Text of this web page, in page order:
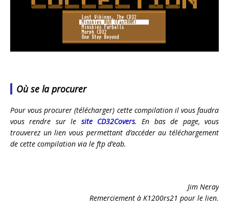
Où se la procurer
Pour vous procurer (télécharger) cette compilation il vous faudra
vous rendre sur le site CD32Covers. En bas de page, vous
trouverez un lien vous permettant d’accéder au téléchargement
de cette compilation via le ftp d’eab.
Jim Neray
Remerciement à K1200rs21 pour le lien.